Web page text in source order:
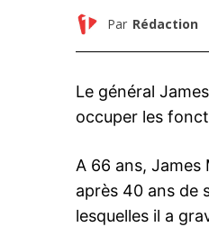
Par Rédaction
Le général
occuper les
A 66 ans,
après 40 ans de
lesquelles il a